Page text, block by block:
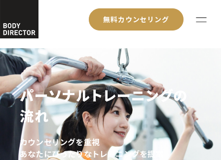
無料カウンセリング
パーソナルトレーニングの
流れ
カウンセリングを重視
あなたにぴったりなトレーニングを提案